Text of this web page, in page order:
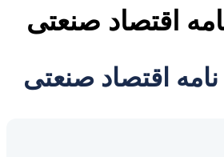
نامه اقتصاد صنعتی
نامه اقتصاد صنعتی